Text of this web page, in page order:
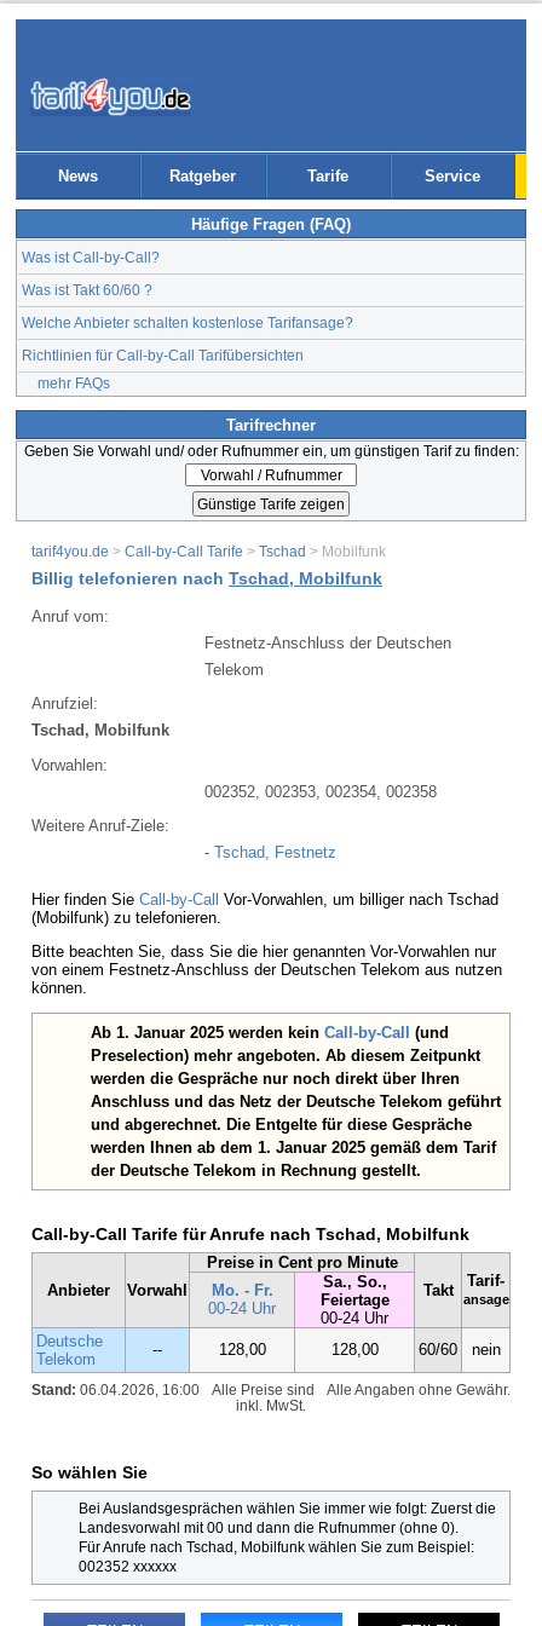
News Ratgeber Tarife Service
Häufige Fragen (FAQ)
Was ist Call-by-Call?
Was ist Takt 60/60 ?
Welche Anbieter schalten kostenlose Tarifansage?
Richtlinien für Call-by-Call Tarifübersichten
mehr FAQs
Tarifrechner
Geben Sie Vorwahl und/ oder Rufnummer ein, um günstigen Tarif zu finden:
tarif4you.de > Call-by-Call Tarife > Tschad > Mobilfunk
Billig telefonieren nach Tschad, Mobilfunk
Anruf vom:
Festnetz-Anschluss der Deutschen
Telekom
Anrufziel:
Tschad, Mobilfunk
Vorwahlen:
002352, 002353, 002354, 002358
Weitere Anruf-Ziele:
- Tschad, Festnetz
Hier finden Sie Call-by-Call Vor-Vorwahlen, um billiger nach Tschad
(Mobilfunk) zu telefonieren.
Bitte beachten Sie, dass Sie die hier genannten Vor-Vorwahlen nur
von einem Festnetz-Anschluss der Deutschen Telekom aus nutzen
können.
Ab 1. Januar 2025 werden kein Call-by-Call (und
Preselection) mehr angeboten. Ab diesem Zeitpunkt
werden die Gespräche nur noch direkt über Ihren
Anschluss und das Netz der Deutsche Telekom geführt
und abgerechnet. Die Entgelte für diese Gespräche
werden Ihnen ab dem 1. Januar 2025 gemäß dem Tarif
der Deutsche Telekom in Rechnung gestellt.
Call-by-Call Tarife für Anrufe nach Tschad, Mobilfunk
Anbieter Vorwahl
Preise in Cent pro Minute
Takt
Tarif-
ansage
Mo. - Fr.
00-24 Uhr
Sa., So.,
Feiertage
00-24 Uhr
Deutsche
Telekom
-- 128,00 128,00 60/60 nein
Stand: 06.04.2026, 16:00 Alle Angaben ohne Gewähr.
Alle Preise sind
inkl. MwSt.
So wählen Sie
Bei Auslandsgesprächen wählen Sie immer wie folgt: Zuerst die
Landesvorwahl mit 00 und dann die Rufnummer (ohne 0).
Für Anrufe nach Tschad, Mobilfunk wählen Sie zum Beispiel:
002352 xxxxxx